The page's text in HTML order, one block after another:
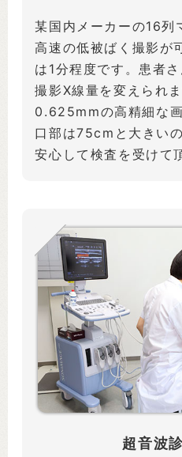
某国内メーカーの16列
高速の低被ばく撮影が
は1分程度です。患者
撮影X線量を変えられ
0.625mmの高精細な
口部は75cmと大きい
安心して検査を受けて
超音波